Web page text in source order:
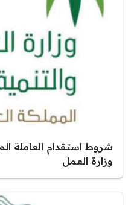
شروط استقدام العاملة
وزارة العمل